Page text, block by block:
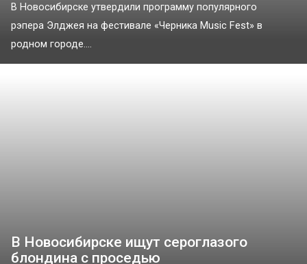
В Новосибирске утвердили программу популярного
рэпера Элджея на фестивале «Черника Music Fest» в
родном городе....
В Новосибирске ищут сероглазого
блондина с проседью